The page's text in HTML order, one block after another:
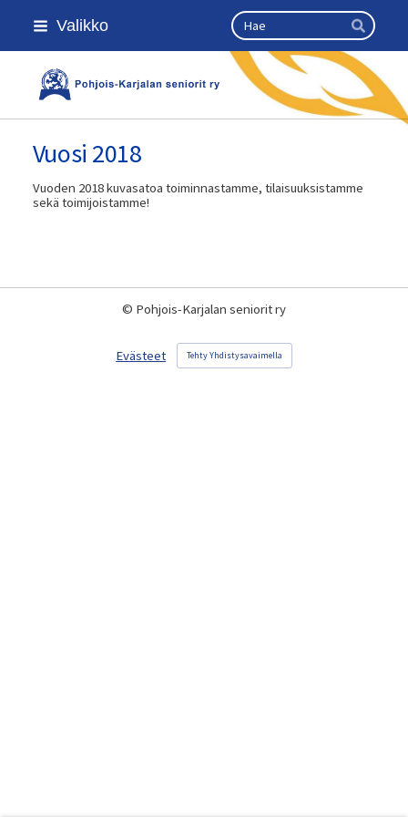
Siirry
sivun
Valikko Haku
Hae
Kansallinen senioriliitto
Vuosi 2018
Vuoden 2018 kuvasatoa toiminnastamme, tilaisuuksistamme
sekä toimijoistamme!
© Pohjois-Karjalan seniorit ry
Evästeet Tehty Yhdistysavaimella